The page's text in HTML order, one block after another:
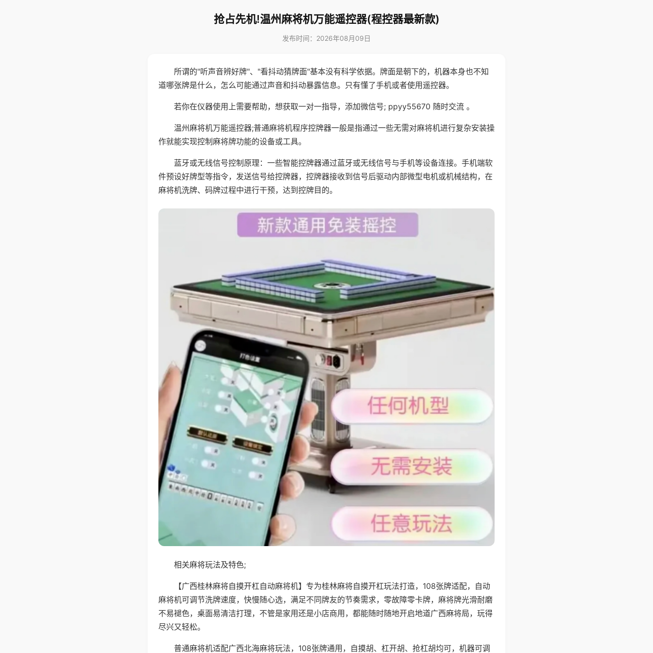
抢占先机!温州麻将机万能遥控器(程控器最新款)
发布时间：2026年08月09日
所谓的"听声音辨好牌"、"看抖动猜牌面"基本没有科学依据。牌面是朝下的，机器本身也不知
道哪张牌是什么，怎么可能通过声音和抖动暴露信息。只有懂了手机或者使用遥控器。
若你在仪器使用上需要帮助，想获取一对一指导，添加微信号; ppyy55670 随时交流 。
温州麻将机万能遥控器;普通麻将机程序控牌器一般是指通过一些无需对麻将机进行复杂安装操
作就能实现控制麻将牌功能的设备或工具。
蓝牙或无线信号控制原理：一些智能控牌器通过蓝牙或无线信号与手机等设备连接。手机端软
件预设好牌型等指令，发送信号给控牌器，控牌器接收到信号后驱动内部微型电机或机械结构，在
麻将机洗牌、码牌过程中进行干预，达到控牌目的。
相关麻将玩法及特色;
【广西桂林麻将自摸开杠自动麻将机】专为桂林麻将自摸开杠玩法打造，108张牌适配，自动
麻将机可调节洗牌速度，快慢随心选，满足不同牌友的节奏需求，零故障零卡牌，麻将牌光滑耐磨
不易褪色，桌面易清洁打理，不管是家用还是小店商用，都能随时随地开启地道广西麻将局，玩得
尽兴又轻松。
普通麻将机适配广西北海麻将玩法，108张牌通用，自摸胡、杠开胡、抢杠胡均可，机器可调